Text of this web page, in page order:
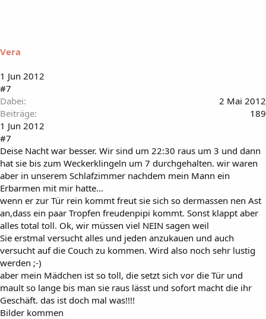
Vera
1 Jun 2012
#7
Dabei
2 Mai 2012
Beiträge
189
1 Jun 2012
#7
Deise Nacht war besser. Wir sind um 22:30 raus um 3 und dann
hat sie bis zum Weckerklingeln um 7 durchgehalten. wir waren
aber in unserem Schlafzimmer nachdem mein Mann ein
Erbarmen mit mir hatte...
wenn er zur Tür rein kommt freut sie sich so dermassen nen Ast
an,dass ein paar Tropfen freudenpipi kommt. Sonst klappt aber
alles total toll. Ok, wir müssen viel NEIN sagen weil
Sie erstmal versucht alles und jeden anzukauen und auch
versucht auf die Couch zu kommen. Wird also noch sehr lustig
werden ;-)
aber mein Mädchen ist so toll, die setzt sich vor die Tür und
mault so lange bis man sie raus lässt und sofort macht die ihr
Geschäft. das ist doch mal was!!!!
Bilder kommen